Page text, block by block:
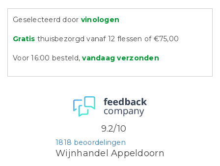
Geselecteerd door vinologen
Gratis thuisbezorgd vanaf 12 flessen of €75,00
Voor 16:00 besteld,vandaag verzonden
Wijnhandel Appeldoorn
1818 beoordelingen
9.2/10